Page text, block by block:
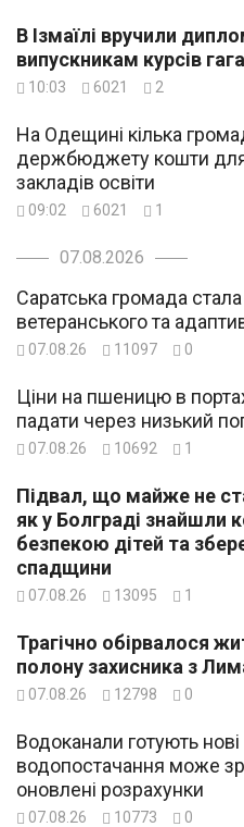
В Ізмаїлі вручили
випускникам курсів
10:03 6021 2
На Одещині кілька
держбюджету кошти для
закладів освіти
09:02 6021 1
07.08.2026
Саратська громада
ветеранського та
07.08.26 11097 0
Ціни на пшеницю в
падати через низький
07.08.26 10692 1
Підвал, що майже не
як у Болграді знайшли
безпекою дітей та
спадщини
07.08.26 13095 1
Трагічно обірвалося
полону захисника з
07.08.26 12798 0
Водоканали готують нові
водопостачання може
оновлені розрахунки
07.08.26 10773 0